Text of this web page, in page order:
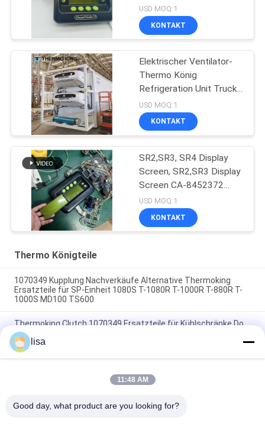
Reparaturservice für SR2
SR3 SR4
USD MOQ:1
KONTAKT
Elektrischer Ventilator-
Thermo König
Refrigeration Unit Truck
T-1080e T-1280e
USD MOQ:1
KONTAKT
SR2,SR3, SR4 Display
Screen, SR2,SR3 Display
Screen CA-8452372
Grünes Display Typ LCD
Bildschirm für THERMO
KING SB210 SB230
USD MOQ:1
KONTAKT
Thermo Königteile
1070349 Kupplung Nachverkäufe Alternative Thermoking
Ersatzteile für SP-Einheit 1080S T-1080R T-1000R T-880R T-
1000S MD100 TS600
Thermoking Clutch 1070349 Ersatzteile für Kühlschränke Do
For SP Einheit T-1080S T-1080R T-1000R T-880R T-1000S
MD100 TS600
die gleiche Abdeckung, T-1000M/T-1000R/T-1080Pro
verwenden die gleiche Abdeckung liefern wir das gesamte Set
lisa
11:48 AM
Good day, what product are you looking for?